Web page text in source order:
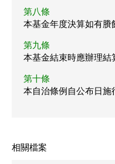
第八條
本基金年度決算如有賸
第九條
本基金結束時應辦理結
第十條
本自治條例自公布日施
相關檔案